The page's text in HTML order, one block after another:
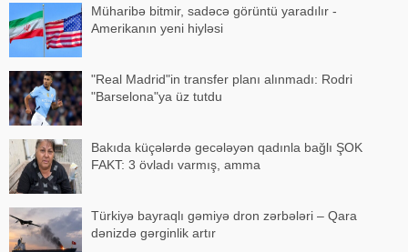
Müharibə bitmir, sadəcə görüntü yaradılır -
Amerikanın yeni hiyləsi
"Real Madrid"in transfer planı alınmadı: Rodri
"Barselona"ya üz tutdu
Bakıda küçələrdə gecələyən qadınla bağlı ŞOK
FAKT: 3 övladı varmış, amma
Türkiyə bayraqlı gəmiyə dron zərbələri – Qara
dənizdə gərginlik artır